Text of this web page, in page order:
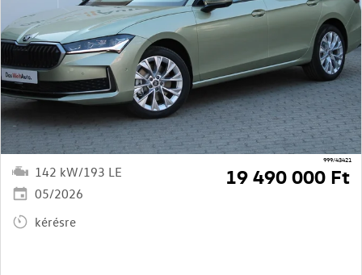
999/43421
142 kW/193 LE
05/2026
kérésre
19 490 000 Ft